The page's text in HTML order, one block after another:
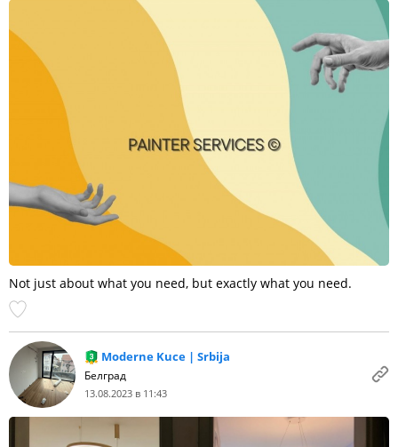
Not just about what you need, but exactly what you need.
Moderne Kuce | Srbija
Белград
13.08.2023 в 11:43